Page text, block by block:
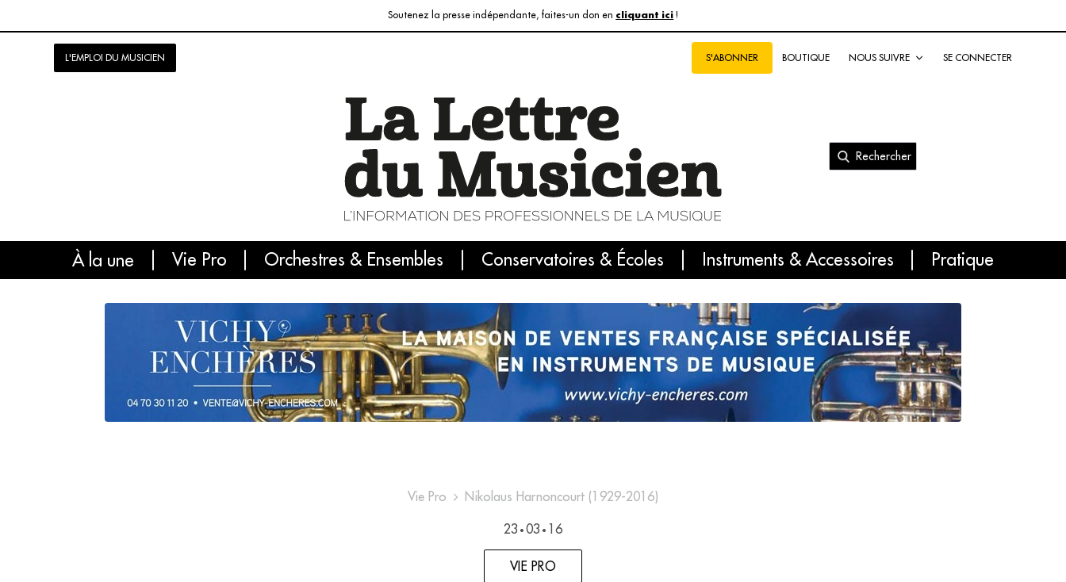
Soutenez la presse indépendante, faites-un don en cliquant ici !
L'EMPLOI DU MUSICIEN S'ABONNER BOUTIQUE NOUS SUIVRE SE CONNECTER
Rechercher
À la une Vie Pro Orchestres & Ensembles Conservatoires & Écoles Instruments & Accessoires Pratique
L'info du jour Le numéro du mois International
Vie Pro Nikolaus Harnoncourt (1929-2016)
23 • 03 • 16
VIE PRO